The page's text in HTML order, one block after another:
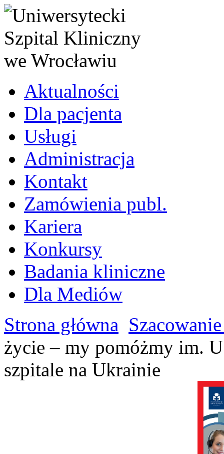
Aktualności
Dla pacjenta
Usługi
Administracja
Kontakt
Zamówienia publ.
Kariera
Konkursy
Badania kliniczne
Dla Mediów
Strona główna
życie – my pomóżmy im.
szpitale na Ukrainie